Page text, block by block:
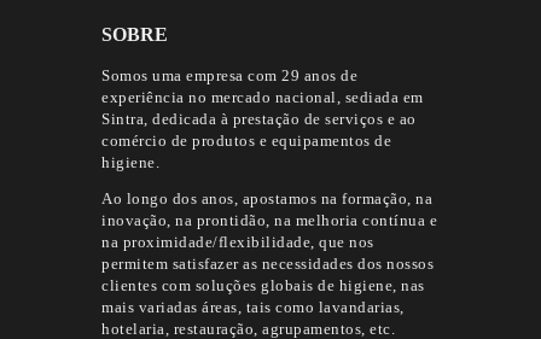
SOBRE
Somos uma empresa com 29 anos de
experiência no mercado nacional, sediada em
Sintra, dedicada à prestação de serviços e ao
comércio de produtos e equipamentos de
higiene.
Ao longo dos anos, apostamos na formação, na
inovação, na prontidão, na melhoria contínua e
na proximidade/flexibilidade, que nos
permitem satisfazer as necessidades dos nossos
clientes com soluções globais de higiene, nas
mais variadas áreas, tais como lavandarias,
hotelaria, restauração, agrupamentos, etc.